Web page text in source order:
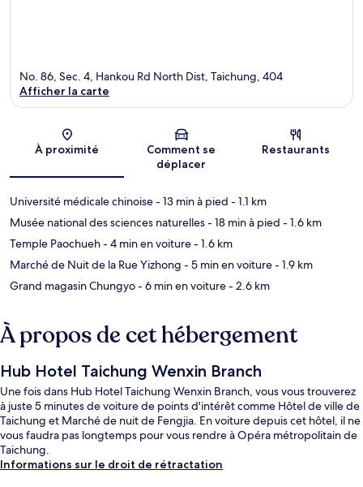
Carte
No. 86, Sec. 4, Hankou Rd North Dist, Taichung, 404
Afficher la carte
À proximité
Comment se
déplacer
Restaurants
Université médicale chinoise- 13 min à pied - 1.1 km
Musée national des sciences naturelles- 18 min à pied - 1.6 km
Temple Paochueh- 4 min en voiture- 1.6 km
Marché de Nuit de la Rue Yizhong - 5 min en voiture- 1.9 km
Grand magasin Chungyo- 6 min en voiture- 2.6 km
À propos de cet hébergement
Hub Hotel Taichung Wenxin Branch
Une fois dans Hub Hotel Taichung Wenxin Branch, vous vous trouverez
à juste 5 minutes de voiture de points d'intérêt comme Hôtel de ville de
Taichung et Marché de nuit de Fengjia. En voiture depuis cet hôtel, il ne
vous faudra pas longtemps pour vous rendre à Opéra métropolitain de
Taichung.
Informations sur le droit de rétractation